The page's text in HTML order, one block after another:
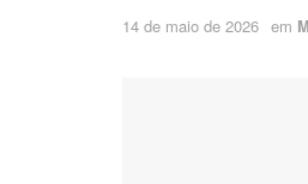
14 de maio de 2026 em